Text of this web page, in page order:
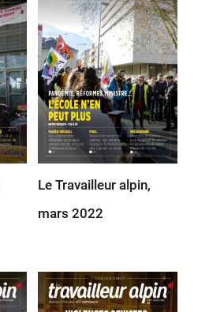
Le Travailleur alpin,
mars 2022